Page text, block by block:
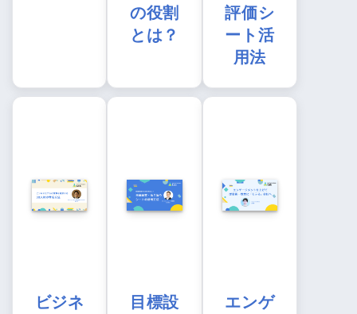
の役割
とは？
評価シ
ート活
用法
ビジネ
目標設
エンゲ